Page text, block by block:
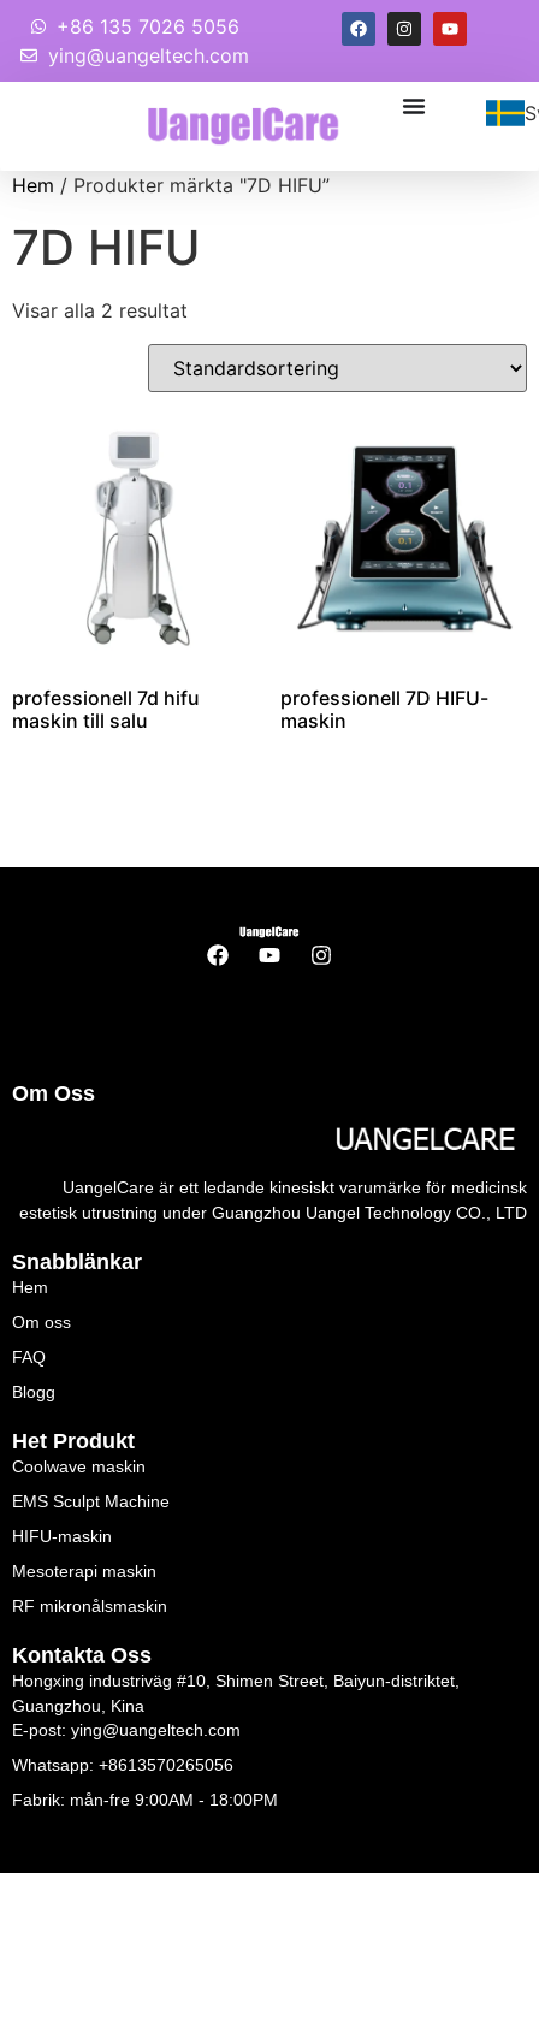
+86 135 7026 5056
ying@uangeltech.com
Hem / Produkter märkta "7D HIFU”
7D HIFU
Visar alla 2 resultat
professionell 7d hifu
maskin till salu
professionell 7D HIFU-
maskin
Om Oss
UangelCare är ett ledande kinesiskt varumärke för medicinsk
estetisk utrustning under Guangzhou Uangel Technology CO., LTD
Snabblänkar
Hem
Om oss
FAQ
Blogg
Het Produkt
Coolwave maskin
EMS Sculpt Machine
HIFU-maskin
Mesoterapi maskin
RF mikronålsmaskin
Kontakta Oss
Hongxing industriväg #10, Shimen Street, Baiyun-distriktet,
Guangzhou, Kina
E-post: ying@uangeltech.com
Whatsapp: +8613570265056
Fabrik: mån-fre 9:00AM - 18:00PM